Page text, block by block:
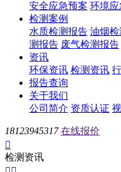
安全应急预案 环境
检测案例
水质检测报告 油烟
测报告 废气检测报告
资讯
环保资讯 检测资讯
报告查询
关于我们
公司简介 资质认证
18123945317 在线报价

检测资讯